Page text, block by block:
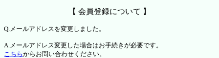
【 会員登録について 】
Q.メールアドレスを変更しました。
A.メールアドレス変更した場合はお手続きが必要です。
こちらからお問い合わせください。